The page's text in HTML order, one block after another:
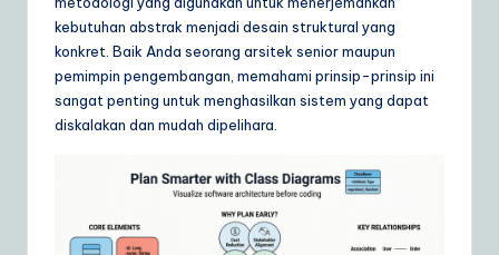
A
&
kebutuhan abstrak menjadi desain struktural yang
konkret. Baik Anda seorang arsitek senior maupun
pemimpin pengembangan, memahami prinsip-prinsip ini
sangat penting untuk menghasilkan sistem yang dapat
diskalakan dan mudah dipelihara.